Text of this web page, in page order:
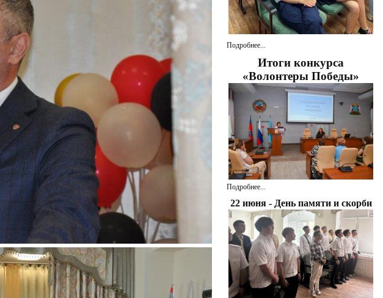
Подробнее...
Итоги конкурса
«Волонтеры Победы»
Подробнее...
22 июня - День памяти и скорби